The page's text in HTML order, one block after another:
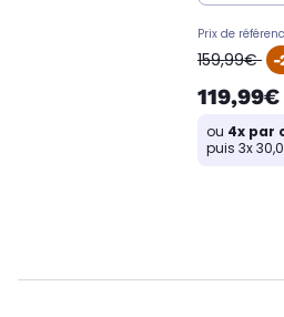
Prix de
oldPrice
159,99€ -
119,99€
ou 4x par
puis 3x